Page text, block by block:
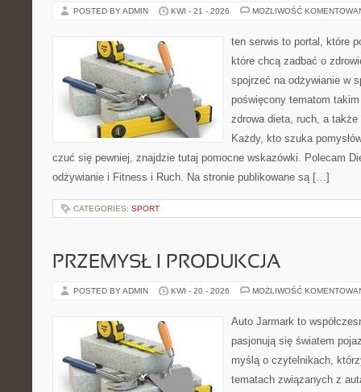
POSTED BY ADMIN KWI - 21 - 2026 MOŻLIWOŚĆ
ten serwis to portal, które
które chcą zadbać o
spojrzeć na odżywianie w
poświęcony tematom
zdrowa dieta, ruch, a
Każdy, kto szuka
czuć się pewniej, znajdzie tutaj pomocne wskazówki. Polecam
odżywianie i Fitness i Ruch. Na stronie publikowane są […]
CATEGORIES: SPORT
PRZEMYSŁ I PRODUKCJA
POSTED BY ADMIN KWI - 20 - 2026 MOŻLIWOŚĆ
Auto Jarmark to
pasjonują się światem
myślą o czytelnikach,
tematach związanych z